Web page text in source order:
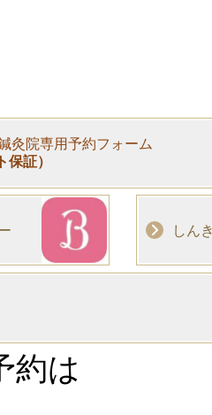
灸院専用予約フォーム
保証）
しん
約は